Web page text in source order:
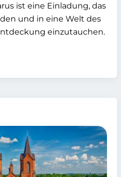
ist eine Einladung, das
und in eine Welt des
einzutauchen.